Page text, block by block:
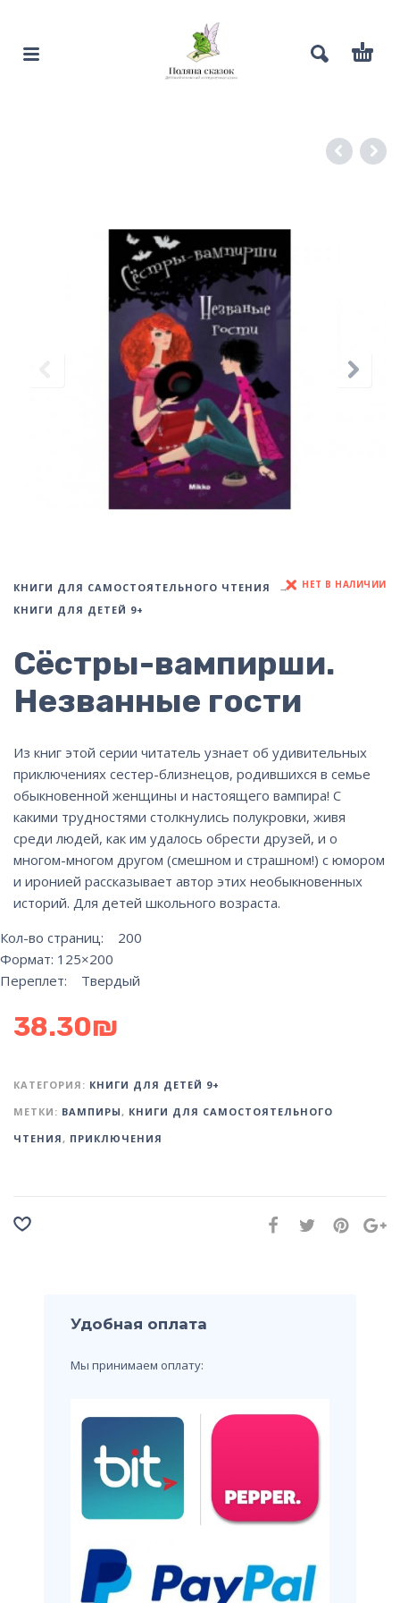
КНИГИ ДЛЯ САМОСТОЯТЕЛЬНОГО ЧТЕНИЯ
КНИГИ ДЛЯ ДЕТЕЙ 9+
НЕТ В НАЛИЧИИ
Сёстры-вампирши.
Незванные гости
Из книг этой серии читатель узнает об удивительных
приключениях сестер-близнецов, родившихся в семье
обыкновенной женщины и настоящего вампира! С
какими трудностями столкнулись полукровки, живя
среди людей, как им удалось обрести друзей, и о
многом-многом другом (смешном и страшном!) с юмором
и иронией рассказывает автор этих необыкновенных
историй. Для детей школьного возраста.
Кол-во страниц: 200
Формат: 125×200
Переплет: Твердый
38.30₪
КАТЕГОРИЯ: КНИГИ ДЛЯ ДЕТЕЙ 9+
МЕТКИ: ВАМПИРЫ , КНИГИ ДЛЯ САМОСТОЯТЕЛЬНОГО
ЧТЕНИЯ , ПРИКЛЮЧЕНИЯ
Удобная оплата
Мы принимаем оплату: